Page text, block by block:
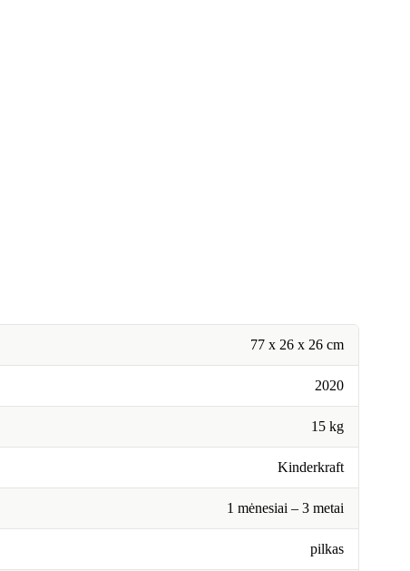
77 x 26 x 26 cm
2020
15 kg
Kinderkraft
1 mėnesiai – 3 metai
pilkas